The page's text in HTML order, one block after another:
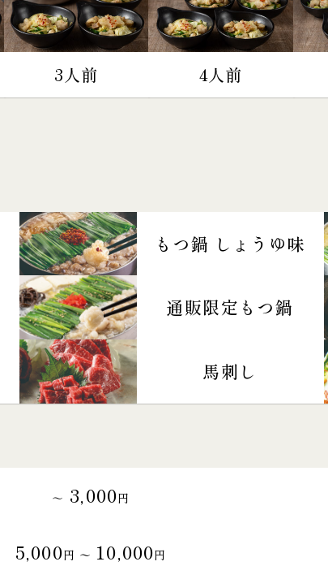
3人前 4人前
もつ鍋 しょうゆ味
通販限定もつ鍋
馬刺し
～ 3,000円
5,000円 〜 10,000円